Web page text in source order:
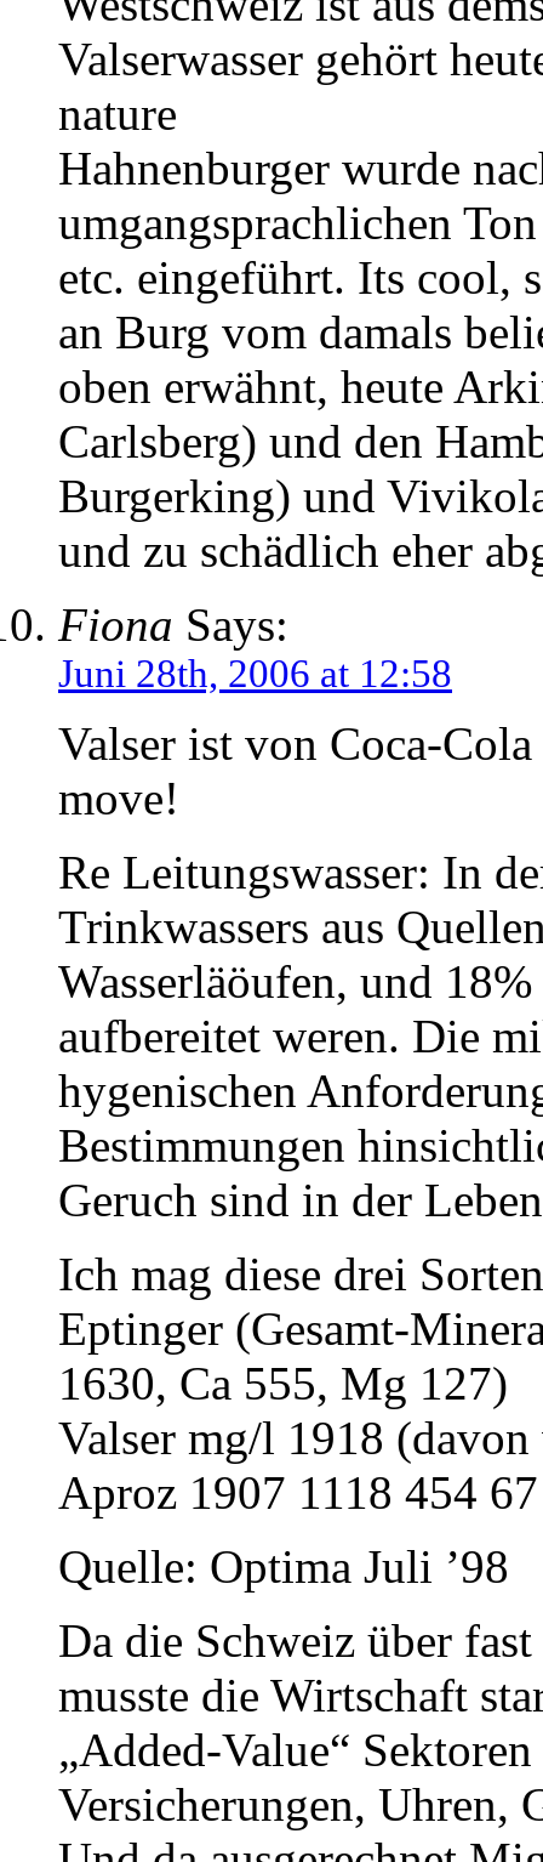
Valserwasser gehört
nature
Hahnenburger wurde
umgangsprachlichen
etc. eingeführt. Its cool,
an Burg vom damals
oben erwähnt, heute
Carlsberg) und den
Burgerking) und
und zu schädlich eher
Fiona Says:
Juni 28th, 2006 at 12:58
Valser ist von Coca-
move!
Re Leitungswasser: In
Trinkwassers aus
Wasserläöufen, und
aufbereitet weren. Die
hygenischen
Bestimmungen
Geruch sind in der
Ich mag diese drei
Eptinger (Gesamt-
1630, Ca 555, Mg 127)
Valser mg/l 1918
Aproz 1907 1118 454 67
Quelle: Optima Juli ’98
Da die Schweiz über
musste die Wirtschaft
„Added-Value“
Versicherungen, Uhren,